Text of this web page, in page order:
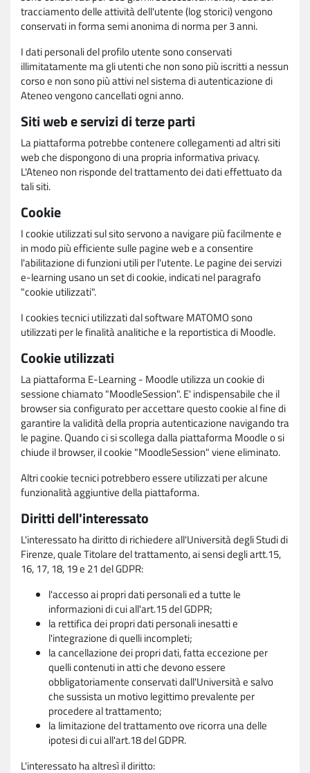
tracciamento delle attività dell'utente (log storici) vengono
conservati in forma semi anonima di norma per 3 anni.
I dati personali del profilo utente sono conservati
illimitatamente ma gli utenti che non sono più iscritti a nessun
corso e non sono più attivi nel sistema di autenticazione di
Ateneo vengono cancellati ogni anno.
Siti web e servizi di terze parti
La piattaforma potrebbe contenere collegamenti ad altri siti
web che dispongono di una propria informativa privacy.
L'Ateneo non risponde del trattamento dei dati effettuato da
tali siti.
Cookie
I cookie utilizzati sul sito servono a navigare più facilmente e
in modo più efficiente sulle pagine web e a consentire
l'abilitazione di funzioni utili per l'utente. Le pagine dei servizi
e-learning usano un set di cookie, indicati nel paragrafo
"cookie utilizzati".
I cookies tecnici utilizzati dal software MATOMO sono
utilizzati per le finalità analitiche e la reportistica di Moodle.
Cookie utilizzati
La piattaforma E-Learning - Moodle utilizza un cookie di
sessione chiamato "MoodleSession". E' indispensabile che il
browser sia configurato per accettare questo cookie al fine di
garantire la validità della propria autenticazione navigando tra
le pagine. Quando ci si scollega dalla piattaforma Moodle o si
chiude il browser, il cookie "MoodleSession" viene eliminato.
Altri cookie tecnici potrebbero essere utilizzati per alcune
funzionalità aggiuntive della piattaforma.
Diritti dell'interessato
L'interessato ha diritto di richiedere all'Università degli Studi di
Firenze, quale Titolare del trattamento, ai sensi degli artt.15,
16, 17, 18, 19 e 21 del GDPR:
l'accesso ai propri dati personali ed a tutte le
informazioni di cui all'art.15 del GDPR;
la rettifica dei propri dati personali inesatti e
l'integrazione di quelli incompleti;
la cancellazione dei propri dati, fatta eccezione per
quelli contenuti in atti che devono essere
obbligatoriamente conservati dall'Università e salvo
che sussista un motivo legittimo prevalente per
procedere al trattamento;
la limitazione del trattamento ove ricorra una delle
ipotesi di cui all'art.18 del GDPR.
L'interessato ha altresì il diritto: